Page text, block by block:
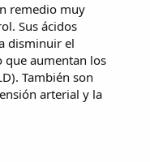
remedio muy
Sus ácidos
disminuir el
que aumentan los
También son
arterial y la